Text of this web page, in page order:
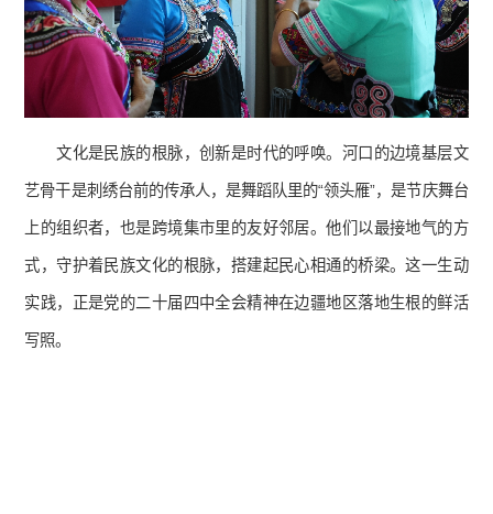
文化是民族的根脉，创新是时代的呼唤。河口的边境基层文
艺骨干是刺绣台前的传承人，是舞蹈队里的“领头雁”，是节庆舞台
上的组织者，也是跨境集市里的友好邻居。他们以最接地气的方
式，守护着民族文化的根脉，搭建起民心相通的桥梁。这一生动
实践，正是党的二十届四中全会精神在边疆地区落地生根的鲜活
写照。